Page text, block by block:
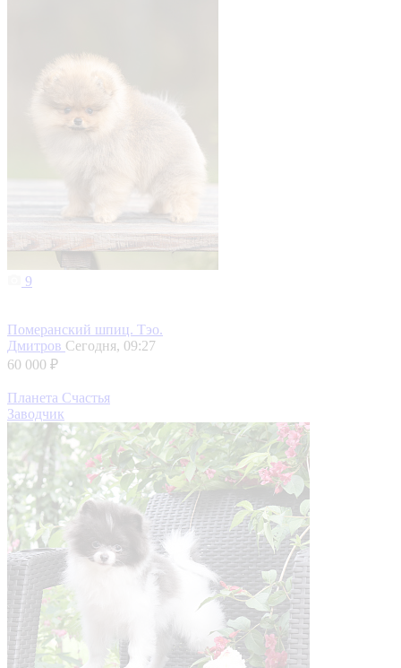
9
Померанский шпиц. Тэо.
Дмитров Сегодня, 09:27
60 000 ₽
Планета Счастья
Заводчик